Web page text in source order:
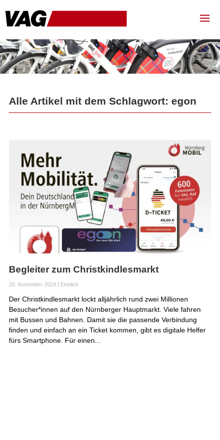
Alle Artikel mit dem Schlagwort: egon
Begleiter zum Christkindlesmarkt
28. November 2024| Einblick
Der Christkindlesmarkt lockt alljährlich rund zwei Millionen
Besucher*innen auf den Nürnberger Hauptmarkt. Viele fahren
mit Bussen und Bahnen. Damit sie die passende Verbindung
finden und einfach an ein Ticket kommen, gibt es digitale Helfer
fürs Smartphone. Für einen...